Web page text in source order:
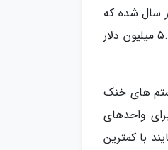
سبب خروج ارز به میزان 2 میلیون دلار در سال شده که
در صورت فراوری توپک در داخل کشور با قیمت فروش معادل یک چهارم قیمت وارداتی سالانه از خروج حدود 5.1 میلیون دلار
های خنک
واحدهای
با کمترین